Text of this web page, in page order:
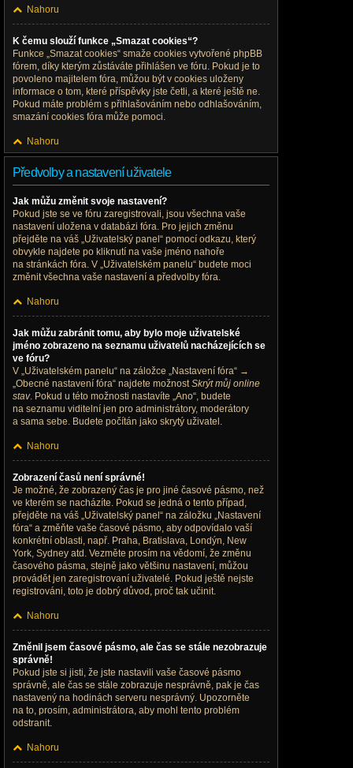
Nahoru
K čemu slouží funkce „Smazat cookies“?
Funkce „Smazat cookies“ smaže cookies vytvořené phpBB
fórem, díky kterým zůstáváte přihlášen ve fóru. Pokud je to
povoleno majitelem fóra, můžou být v cookies uloženy
informace o tom, které příspěvky jste četli, a které ještě ne.
Pokud máte problém s přihlašováním nebo odhlašováním,
smazání cookies fóra může pomoci.
Nahoru
Předvolby a nastavení uživatele
Jak můžu změnit svoje nastavení?
Pokud jste se ve fóru zaregistrovali, jsou všechna vaše
nastavení uložena v databázi fóra. Pro jejich změnu
přejděte na váš „Uživatelský panel“ pomocí odkazu, který
obvykle najdete po kliknutí na vaše jméno nahoře
na stránkách fóra. V „Uživatelském panelu“ budete moci
změnit všechna vaše nastavení a předvolby fóra.
Nahoru
Jak můžu zabránit tomu, aby bylo moje uživatelské
jméno zobrazeno na seznamu uživatelů nacházejících se
ve fóru?
V „Uživatelském panelu“ na záložce „Nastavení fóra“ →
„Obecné nastavení fóra“ najdete možnostSkrýt můj online
stav. Pokud u této možnosti nastavíte „Ano“, budete
na seznamu viditelní jen pro administrátory, moderátory
a sama sebe. Budete počítán jako skrytý uživatel.
Nahoru
Zobrazení časů není správné!
Je možné, že zobrazený čas je pro jiné časové pásmo, než
ve kterém se nacházíte. Pokud se jedná o tento případ,
přejděte na váš „Uživatelský panel“ na záložku „Nastavení
fóra“ a změňte vaše časové pásmo, aby odpovídalo vaší
konkrétní oblasti, např. Praha, Bratislava, Londýn, New
York, Sydney atd. Vezměte prosím na vědomí, že změnu
časového pásma, stejně jako většinu nastavení, můžou
provádět jen zaregistrovaní uživatelé. Pokud ještě nejste
registrováni, toto je dobrý důvod, proč tak učinit.
Nahoru
Změnil jsem časové pásmo, ale čas se stále nezobrazuje
správně!
Pokud jste si jisti, že jste nastavili vaše časové pásmo
správně, ale čas se stále zobrazuje nesprávně, pak je čas
nastavený na hodinách serveru nesprávný. Upozorněte
na to, prosím, administrátora, aby mohl tento problém
odstranit.
Nahoru